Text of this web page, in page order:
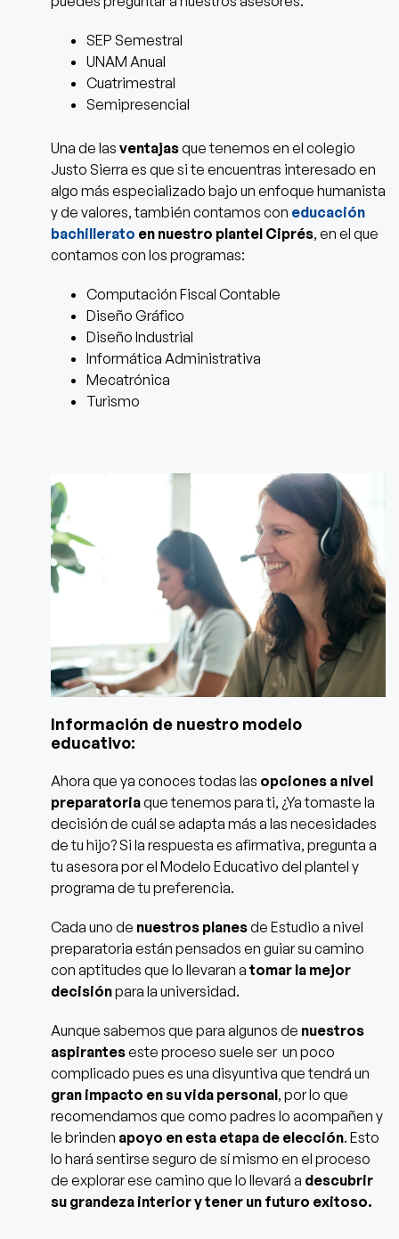
SEP Semestral
UNAM Anual
Cuatrimestral
Semipresencial
Una de las ventajasque tenemos en el colegio
Justo Sierra es que si te encuentras interesado en
algo más especializado bajo un enfoque humanista
y de valores, también contamos con educación
bachillerato en nuestro plantel Ciprés, en el que
contamos con los programas:
Computación Fiscal Contable
Diseño Gráfico
Diseño Industrial
Informática Administrativa
Mecatrónica
Turismo
Información de nuestro modelo
educativo:
Ahora que ya conoces todas las opciones a nivel
preparatoriaque tenemos para ti, ¿Ya tomaste la
decisión de cuál se adapta más a las necesidades
de tu hijo?Si la respuesta es afirmativa, pregunta a
tu asesora por el Modelo Educativo del plantel y
programa de tu preferencia.
Cada uno de nuestros planesde Estudio a nivel
preparatoria están pensados en guiar su camino
con aptitudes que lo llevaran a tomar la mejor
decisiónpara la universidad.
Aunque sabemos que para algunos de nuestros
aspiranteseste proceso suele ser un poco
complicado pues es una disyuntiva que tendrá un
gran impacto en su vida personal, por lo que
recomendamos que como padres lo acompañen y
le brinden apoyo en esta etapa de elección. Esto
lo hará sentirse seguro de sí mismo en el proceso
de explorar ese camino que lo llevará a descubrir
su grandeza interior y tener un futuro exitoso.